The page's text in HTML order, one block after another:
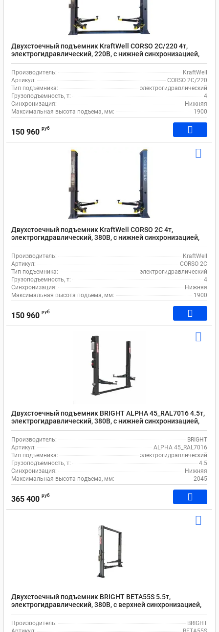
Двухстоечный подъемник KraftWell CORSO 2C/220 4т,
электрогидравлический, 220В, с нижней синхронизацией,
120-1900 мм
Производитель:
KraftWell
Артикул:
CORSO 2C/220
Тип подъемника:
электрогидравлический
Грузоподъемность, т:
4
Синхронизация:
Нижняя
Максимальная высота подъема, мм:
1900
150 960 руб
Двухстоечный подъемник KraftWell CORSO 2C 4т,
электрогидравлический, 380В, с нижней синхронизацией,
120-1900 мм
Производитель:
KraftWell
Артикул:
CORSO 2C
Тип подъемника:
электрогидравлический
Грузоподъемность, т:
4
Синхронизация:
Нижняя
Максимальная высота подъема, мм:
1900
150 960 руб
Двухстоечный подъемник BRIGHT ALPHA 45_RAL7016 4.5т,
электрогидравлический, 380В, с нижней синхронизацией,
95-2045 мм
Производитель:
BRIGHT
Артикул:
ALPHA 45_RAL7016
Тип подъемника:
электрогидравлический
Грузоподъемность, т:
4.5
Синхронизация:
Нижняя
Максимальная высота подъема, мм:
2045
365 400 руб
Двухстоечный подъемник BRIGHT BETA55S 5.5т,
электрогидравлический, 380В, с верхней синхронизацией,
110-1862 мм
Производитель:
BRIGHT